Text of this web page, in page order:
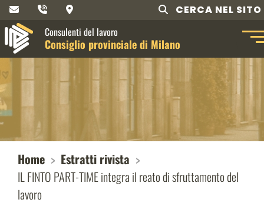
CERCA NEL SITO
Consulenti del lavoro
Consiglio provinciale di Milano
Home
Estratti rivista
IL FINTO PART-TIME integra il reato di sfruttamento del
lavoro